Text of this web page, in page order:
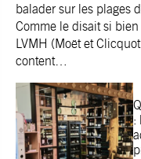
balader sur les plages
Comme le disait si
LVMH (Moët et
content…
: